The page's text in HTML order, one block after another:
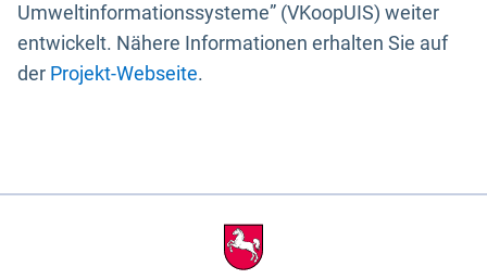
Umweltinformationssysteme” (VKoopUIS) weiter
entwickelt. Nähere Informationen erhalten Sie auf
der Projekt-Webseite.